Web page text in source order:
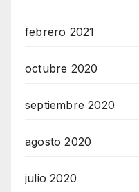
febrero 2021
octubre 2020
septiembre 2020
agosto 2020
julio 2020